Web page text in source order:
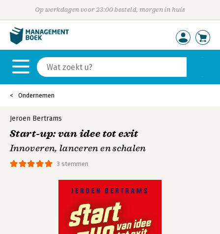
Op werkdagen voor 23:00 besteld, morgen in huis
Ondernemen
3 stemmen
Jeroen Bertrams
Start-up: van idee tot exit
Innoveren, lanceren en schalen